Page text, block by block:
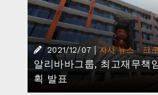
2021/12/07 자사 뉴스·크
알리바바그룹, 최고재무책
획 발표